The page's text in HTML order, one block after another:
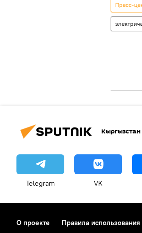
Пресс-
Кыргызстан
Telegram VK
О проекте Правила использования